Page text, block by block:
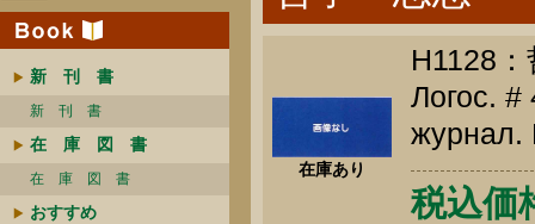
新 刊 書
新 刊 書
在 庫 図 書
在 庫 図 書
おすすめ
在庫あり
H1128
Логос.
журнал.
税込価